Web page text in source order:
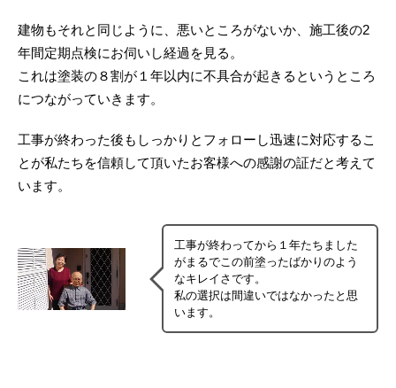
建物もそれと同じように、悪いところがないか、施工後の2
年間定期点検にお伺いし経過を見る。
これは塗装の８割が１年以内に不具合が起きるというところ
につながっていきます。
工事が終わった後もしっかりとフォローし迅速に対応するこ
とが私たちを信頼して頂いたお客様への感謝の証だと考えて
います。
工事が終わってから１年たちました
がまるでこの前塗ったばかりのよう
なキレイさです。
私の選択は間違いではなかったと思
います。